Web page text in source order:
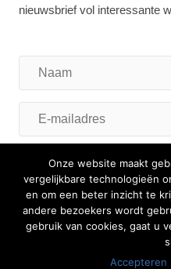
nieuwsbrief vol interessante
Volg ons
Onze website maakt
vergelijkbare technologieën
en om een beter inzicht te
andere bezoekers wordt
gebruik van cookies, gaat u
Accepteren